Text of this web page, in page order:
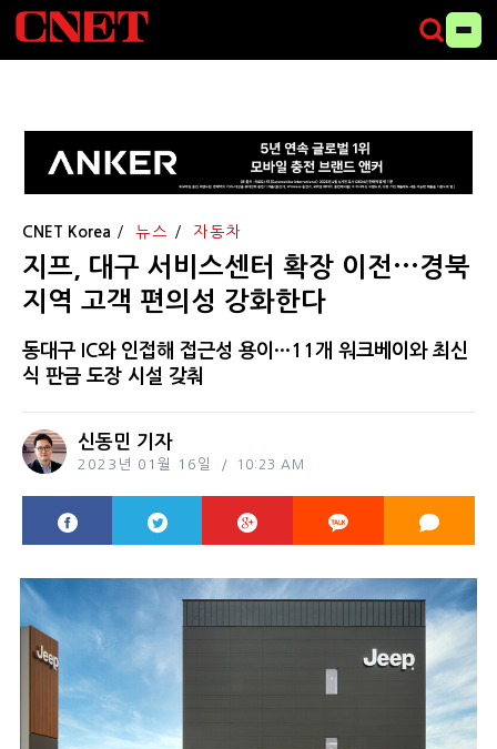
CNET Korea 뉴스 자동차
지프, 대구 서비스센터 확장 이전···경북
지역 고객 편의성 강화한다
동대구 IC와 인접해 접근성 용이···11개 워크베이와 최신
식 판금 도장 시설 갖춰
신동민 기자
2023년 01월 16일 10:23 AM